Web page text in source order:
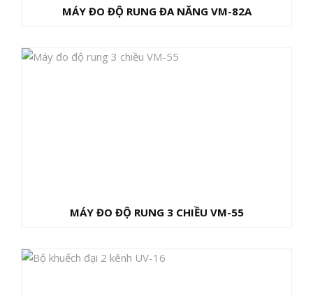
MÁY ĐO ĐỘ RUNG ĐA NĂNG VM-82A
MÁY ĐO ĐỘ RUNG 3 CHIỀU VM-55